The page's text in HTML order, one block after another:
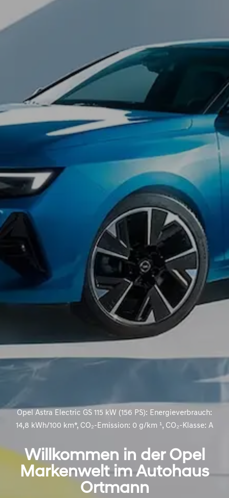
Opel Astra Electric GS 115 kW (156 PS): Energieverbrauch:
14,8 kWh/100 km*, CO₂-Emission: 0 g/km ¹, CO₂-Klasse: A
Willkommen in der Opel
Markenwelt im Autohaus
Ortmann